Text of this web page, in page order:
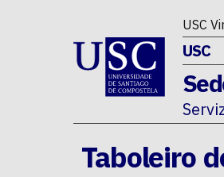
USC
USC
Taboleiro